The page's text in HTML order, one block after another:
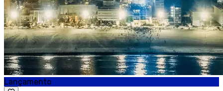
Lançamento